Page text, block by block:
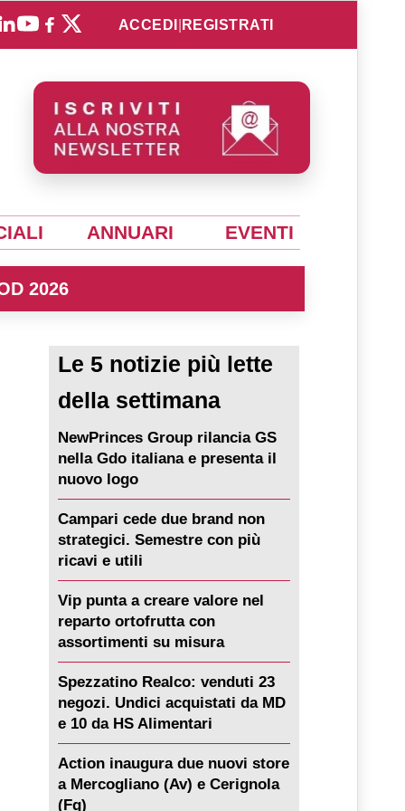
ACCEDI REGISTRATI
ANNUARI EVENTI
2026
Le 5 notizie più lette
della settimana
NewPrinces Group rilancia GS
nella Gdo italiana e presenta il
nuovo logo
Campari cede due brand non
strategici. Semestre con più
ricavi e utili
Vip punta a creare valore nel
reparto ortofrutta con
assortimenti su misura
Spezzatino Realco: venduti 23
negozi. Undici acquistati da MD
e 10 da HS Alimentari
Action inaugura due nuovi store
a Mercogliano (Av) e Cerignola
(Fg)